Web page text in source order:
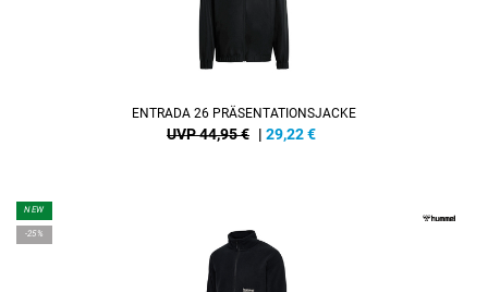
ENTRADA 26 PRÄSENTATIONSJACKE
UVP 44,95 € | 29,22€
NEW
-25%